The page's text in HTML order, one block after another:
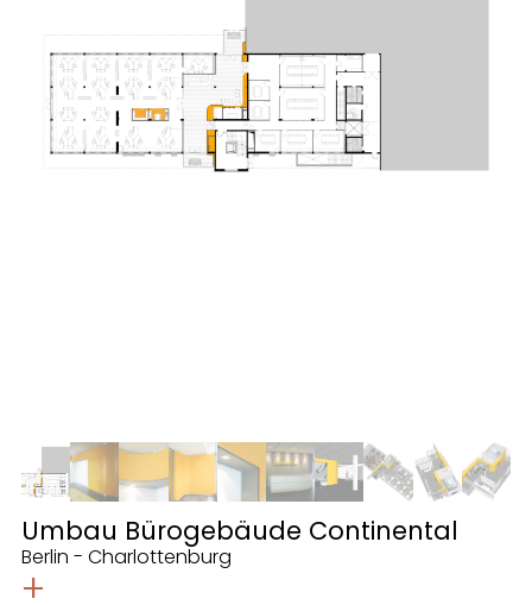
Umbau Bürogebäude Continental
Berlin - Charlottenburg
+